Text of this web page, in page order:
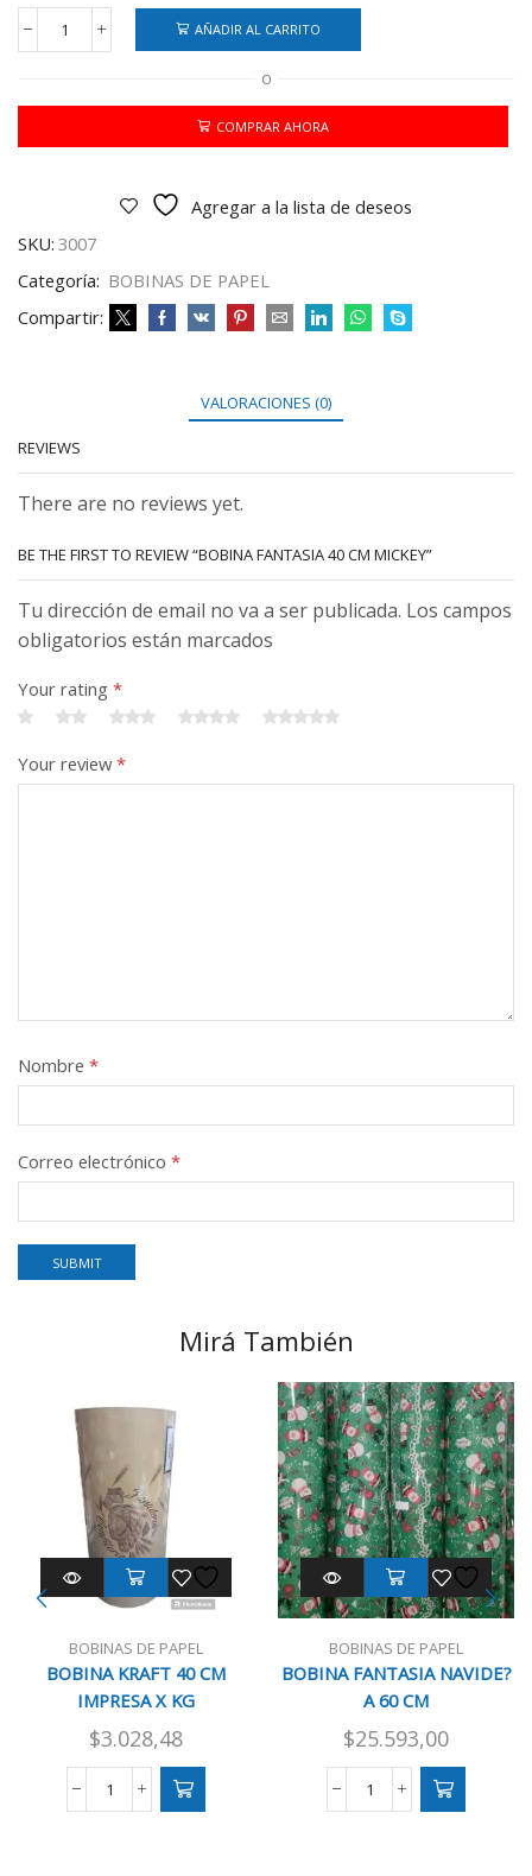
BOBINA
FANTASIA
CM
cantidad
AÑADIR AL CARRITO
O
COMPRAR AHORA
Agregar a la lista de deseos
SKU: 3007
Categoría: BOBINAS DE PAPEL
Compartir:
VALORACIONES (0)
REVIEWS
There are no reviews yet.
BE THE FIRST TO REVIEW “BOBINA FANTASIA 40 CM MICKEY”
Tu dirección de email no va a ser publicada. Los campos
obligatorios están marcados
Your rating *
Your review*
Nombre *
Correo electrónico *
Mirá También
BOBINAS DE PAPEL
BOBINA KRAFT 40 CM
IMPRESA X KG
$3.028,48
BOBINA
BOBINAS DE PAPEL
BOBINA FANTASIA NAVIDE?
A 60 CM
$25.593,00
BOBINA